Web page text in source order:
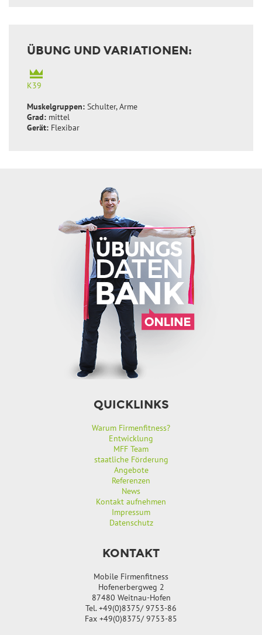
ÜBUNG UND VARIATIONEN:
K39
Muskelgruppen: Schulter, Arme
Grad: mittel
Gerät: Flexibar
QUICKLINKS
Warum Firmenfitness?
Entwicklung
MFF Team
staatliche Förderung
Angebote
Referenzen
News
Kontakt aufnehmen
Impressum
Datenschutz
KONTAKT
Mobile Firmenfitness
Hofenerbergweg 2
87480 Weitnau-Hofen
Tel. +49(0)8375/ 9753-86
Fax +49(0)8375/ 9753-85